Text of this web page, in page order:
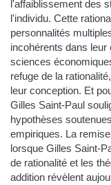
l'affaiblissement des
l'individu. Cette
personnalités
incohérents dans
sciences
refuge de la
leur conception. Et
Gilles Saint-Paul
hypothèses
empiriques. La
lorsque Gilles Saint-
de rationalité et les
addition révèlent